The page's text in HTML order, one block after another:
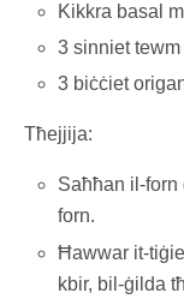
Kikkra basal
3 sinniet
3 biċċiet
Tħejjija:
Saħħan il-
forn.
Ħawwar it-
kbir, bil-ġilda